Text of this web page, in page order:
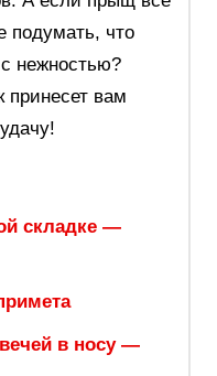
подумать, что
с нежностью?
принесет вам
складке —
в носу —